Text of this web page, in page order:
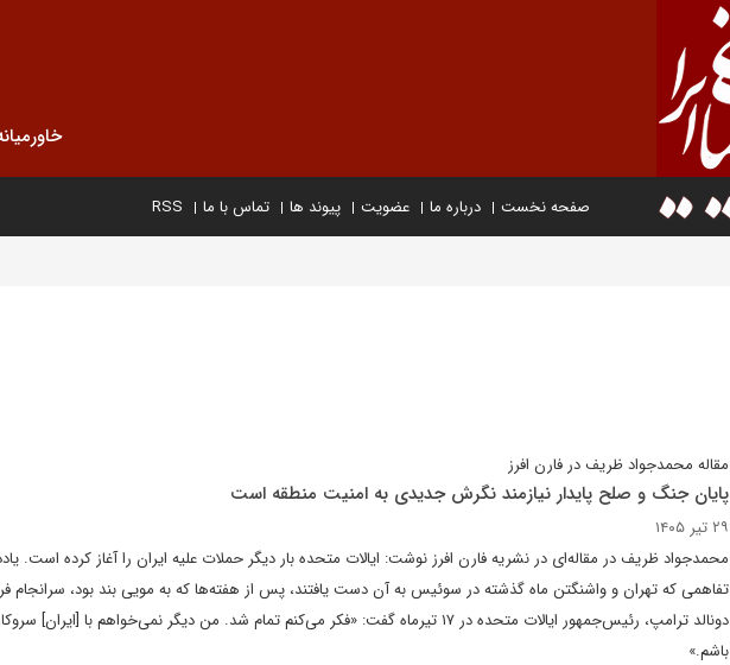
صفحه نخست درباره ما عضویت پیوند ها تماس با ما RSS
مقاله محمدجواد ظریف در فارن افرز
پایان جنگ و صلح پایدار نیازمند نگرش جدیدی به امنیت منطقه است
۲۹ تیر ۱۴۰۵
محمدجواد ظریف در مقاله‌ای در نشریه فارن افرز نوشت: ایالات متحده بار دیگر حملات علیه ایران را آغاز کرده است.
تفاهمی که تهران و واشنگتن ماه گذشته در سوئیس به آن دست یافتند، پس از هفته‌ها که به مویی بند بود، سرانجام
دونالد ترامپ، رئیس‌جمهور ایالات متحده در ۱۷ تیرماه گفت: «فکر می‌کنم تمام شد. من دیگر نمی‌خواهم با [ایران]
باشم.»